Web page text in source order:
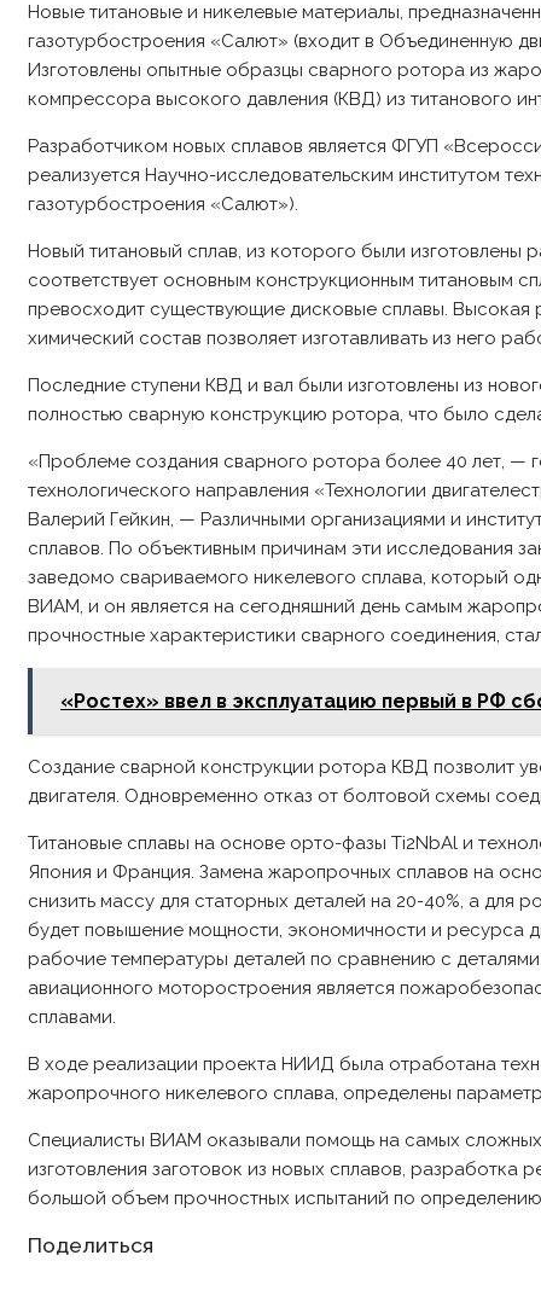
Новые титановые и никелевые материалы,
газотурбостроения «Салют» (входит в Объединенную
Изготовлены опытные образцы сварного ротора из
компрессора высокого давления (КВД) из титанового
Разработчиком новых сплавов является ФГУП
реализуется Научно-исследовательским институтом
газотурбостроения «Салют»).
Новый титановый сплав, из которого были
соответствует основным конструкционным титановым
превосходит существующие дисковые сплавы. Высокая
химический состав позволяет изготавливать из него
Последние ступени КВД и вал были изготовлены из
полностью сварную конструкцию ротора, что было
«Проблеме создания сварного ротора более 40 лет, —
технологического направления «Технологии
Валерий Гейкин, — Различными организациями и
сплавов. По объективным причинам эти исследования
заведомо свариваемого никелевого сплава, который
ВИАМ, и он является на сегодняшний день самым
прочностные характеристики сварного соединения,
«Ростех» ввел в эксплуатацию первый в РФ
Создание сварной конструкции ротора КВД позволит
двигателя. Одновременно отказ от болтовой схемы
Титановые сплавы на основе орто-фазы Ti2NbAl и
Япония и Франция. Замена жаропрочных сплавов на
снизить массу для статорных деталей на 20-40%, а для
будет повышение мощности, экономичности и ресурса
рабочие температуры деталей по сравнению с
авиационного моторостроения является
сплавами.
В ходе реализации проекта НИИД была отработана
жаропрочного никелевого сплава, определены
Специалисты ВИАМ оказывали помощь на самых
изготовления заготовок из новых сплавов,
большой объем прочностных испытаний по
Поделиться